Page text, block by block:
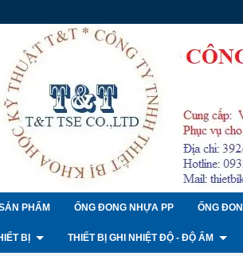
PHẨM ỐNG ĐONG NHỰA PP ỐNG
BỊ THIẾT BỊ GHI NHIỆT ĐỘ - ĐỘ ẨM